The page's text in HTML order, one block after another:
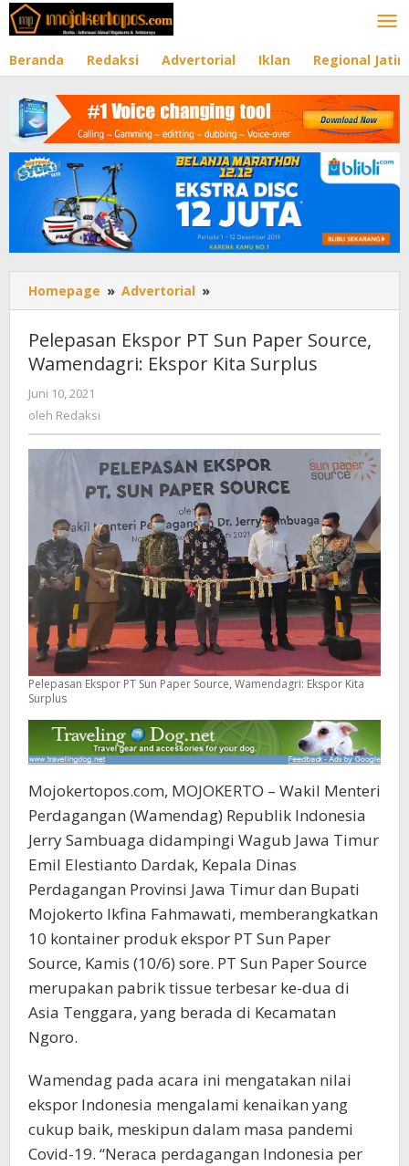
Lewati
ke
Beranda Redaksi Advertorial Iklan Regional Jatim
Homepage » Advertorial »
Ekspor
Sun
Paper
Surplus
Pelepasan Ekspor PT Sun Paper Source,
Wamendagri: Ekspor Kita Surplus
Juni 10, 2021
oleh Redaksi
Pelepasan Ekspor PT Sun Paper Source, Wamendagri: Ekspor Kita
Surplus
Mojokertopos.com, MOJOKERTO – Wakil Menteri
Perdagangan (Wamendag) Republik Indonesia
Jerry Sambuaga didampingi Wagub Jawa Timur
Emil Elestianto Dardak, Kepala Dinas
Perdagangan Provinsi Jawa Timur dan Bupati
Mojokerto Ikfina Fahmawati, memberangkatkan
10 kontainer produk ekspor PT Sun Paper
Source, Kamis (10/6) sore. PT Sun Paper Source
merupakan pabrik tissue terbesar ke-dua di
Asia Tenggara, yang berada di Kecamatan
Ngoro.
Wamendag pada acara ini mengatakan nilai
ekspor Indonesia mengalami kenaikan yang
cukup baik, meskipun dalam masa pandemi
Covid-19. “Neraca perdagangan Indonesia per